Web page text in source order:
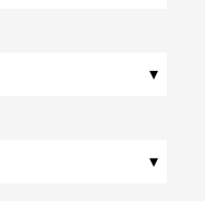
▾
▾